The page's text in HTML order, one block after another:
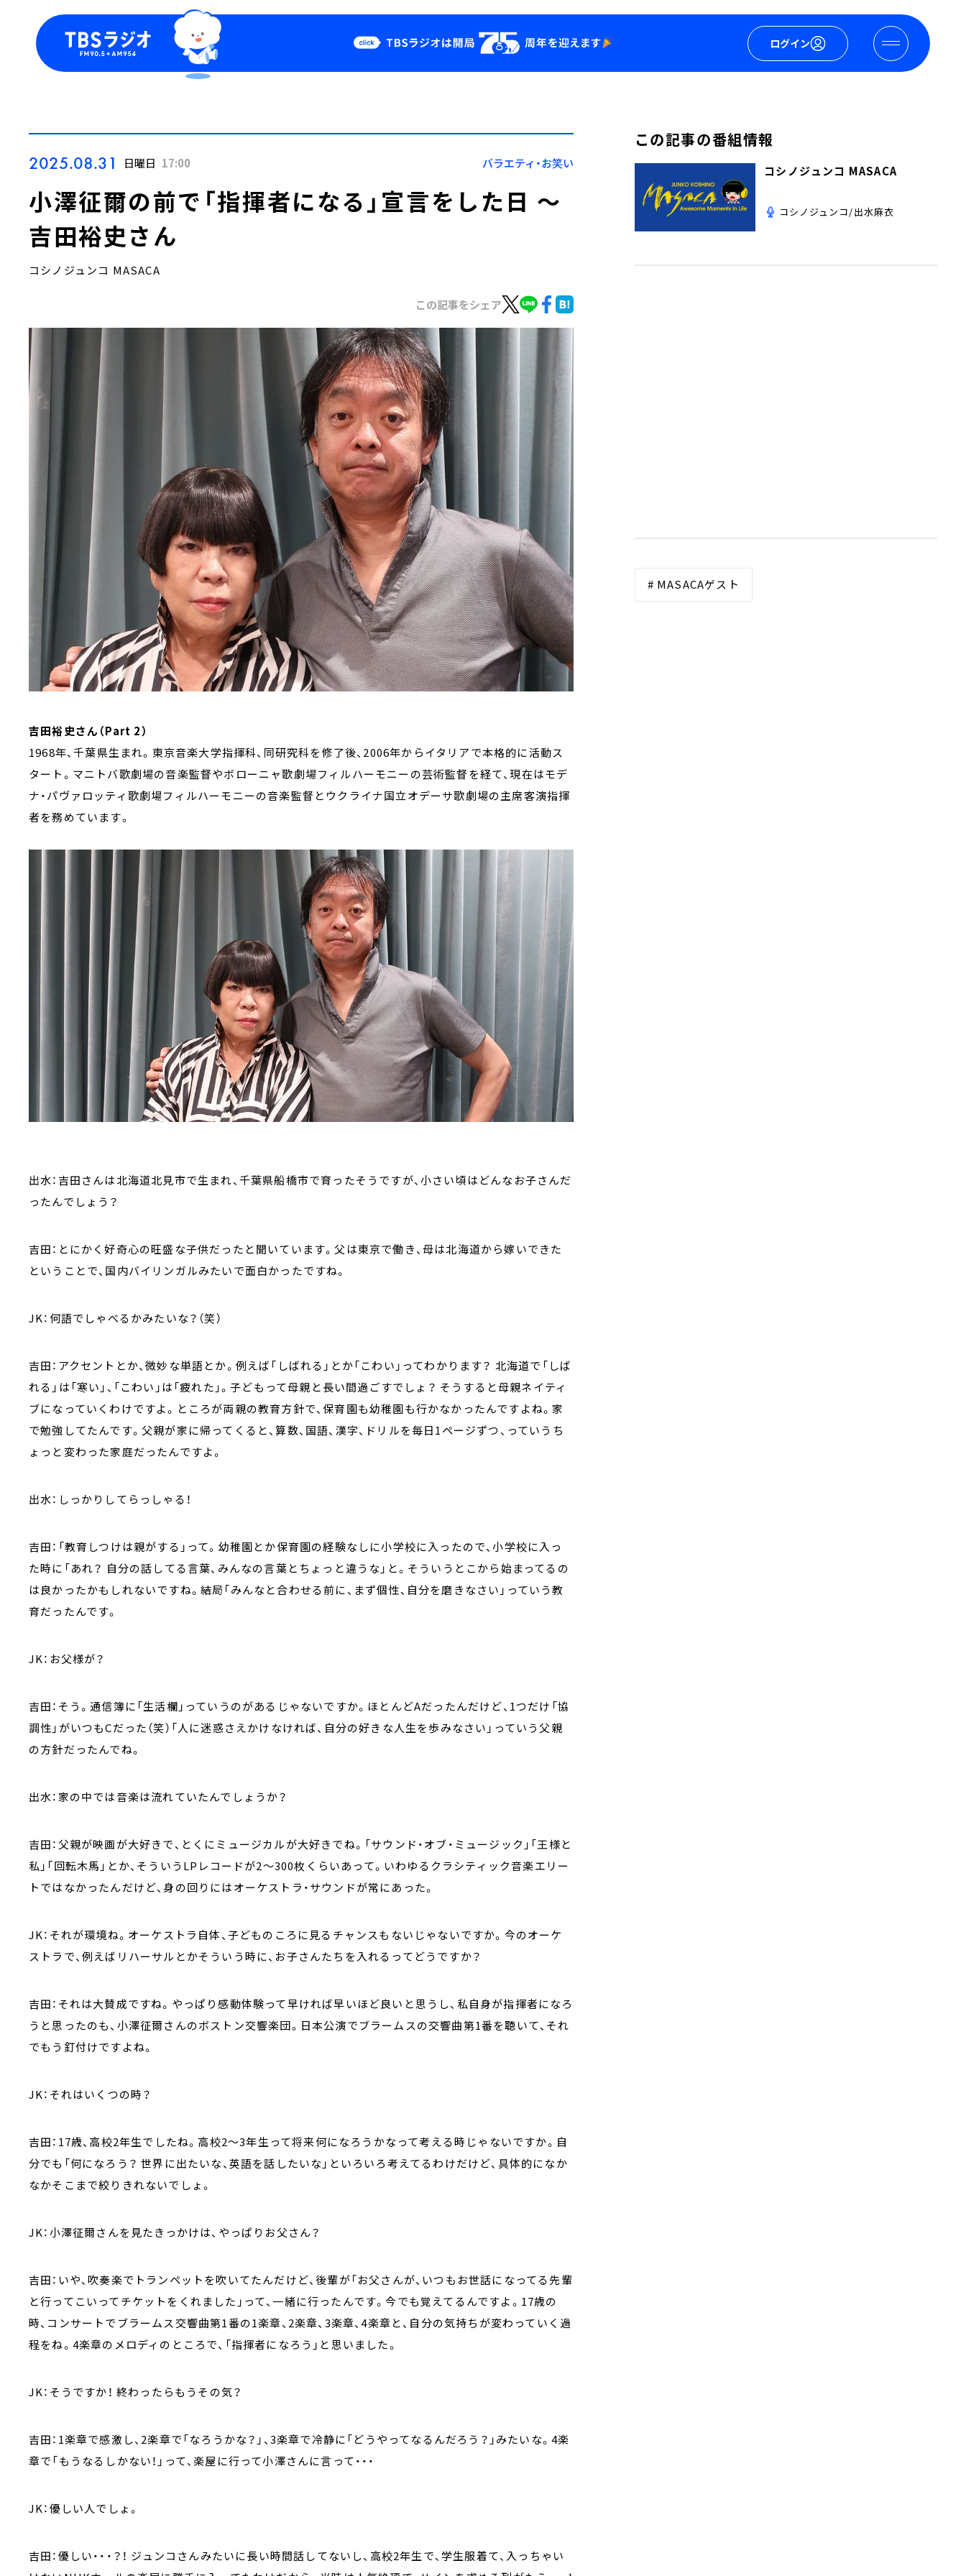
ログイン
Podcast
YouTube
会社情報
2025.08.31 日曜日 17:00 バラエティ・お笑い
小澤征爾の前で「指揮者になる」宣言をした日 ～
吉田裕史さん
コシノジュンコ MASACA
この記事をシェア
吉田裕史さん（Part 2）
1968年、千葉県生まれ。東京音楽大学指揮科、同研究科を修了後、2006年からイタリアで本格的に活動ス
タート。マニトバ歌劇場の音楽監督やボローニャ歌劇場フィルハーモニーの芸術監督を経て、現在はモデ
ナ・パヴァロッティ歌劇場フィルハーモニーの音楽監督とウクライナ国立オデーサ歌劇場の主席客演指揮
者を務めています。
出水：吉田さんは北海道北見市で生まれ、千葉県船橋市で育ったそうですが、小さい頃はどんなお子さんだ
ったんでしょう？
吉田：とにかく好奇心の旺盛な子供だったと聞いています。父は東京で働き、母は北海道から嫁いできた
ということで、国内バイリンガルみたいで面白かったですね。
JK：何語でしゃべるかみたいな？（笑）
吉田：アクセントとか、微妙な単語とか。例えば「しばれる」とか「こわい」ってわかります？ 北海道で「しば
れる」は「寒い」、「こわい」は「疲れた」。子どもって母親と長い間過ごすでしょ？ そうすると母親ネイティ
ブになっていくわけですよ。ところが両親の教育方針で、保育園も幼稚園も行かなかったんですよね。家
で勉強してたんです。父親が家に帰ってくると、算数、国語、漢字、ドリルを毎日1ページずつ、っていうち
ょっと変わった家庭だったんですよ。
出水：しっかりしてらっしゃる！
吉田：「教育しつけは親がする」って。幼稚園とか保育園の経験なしに小学校に入ったので、小学校に入っ
た時に「あれ？ 自分の話してる言葉、みんなの言葉とちょっと違うな」と。そういうとこから始まってるの
は良かったかもしれないですね。結局「みんなと合わせる前に、まず個性、自分を磨きなさい」っていう教
育だったんです。
JK：お父様が？
吉田：そう。通信簿に「生活欄」っていうのがあるじゃないですか。ほとんどAだったんだけど、1つだけ「協
調性」がいつもCだった（笑）「人に迷惑さえかけなければ、自分の好きな人生を歩みなさい」っていう父親
の方針だったんでね。
出水：家の中では音楽は流れていたんでしょうか？
吉田：父親が映画が大好きで、とくにミュージカルが大好きでね。「サウンド・オブ・ミュージック」「王様と
私」「回転木馬」とか、そういうLPレコードが2～300枚くらいあって。いわゆるクラシティック音楽エリー
トではなかったんだけど、身の回りにはオーケストラ・サウンドが常にあった。
JK：それが環境ね。オーケストラ自体、子どものころに見るチャンスもないじゃないですか。今のオーケ
ストラで、例えばリハーサルとかそういう時に、お子さんたちを入れるってどうですか？
吉田：それは大賛成ですね。やっぱり感動体験って早ければ早いほど良いと思うし、私自身が指揮者になろ
うと思ったのも、小澤征爾さんのボストン交響楽団。日本公演でブラームスの交響曲第1番を聴いて、それ
でもう釘付けですよね。
JK：それはいくつの時？
吉田：17歳、高校2年生でしたね。高校2～3年生って将来何になろうかなって考える時じゃないですか。自
分でも「何になろう？ 世界に出たいな、英語を話したいな」といろいろ考えてるわけだけど、具体的になか
なかそこまで絞りきれないでしょ。
JK：小澤征爾さんを見たきっかけは、やっぱりお父さん？
吉田：いや、吹奏楽でトランペットを吹いてたんだけど、後輩が「お父さんが、いつもお世話になってる先輩
と行ってこいってチケットをくれました」って、一緒に行ったんです。今でも覚えてるんですよ。17歳の
時、コンサートでブラームス交響曲第1番の1楽章、2楽章、3楽章、4楽章と、自分の気持ちが変わっていく過
程をね。4楽章のメロディのところで、「指揮者になろう」と思いました。
JK：そうですか！ 終わったらもうその気？
吉田：1楽章で感激し、2楽章で「なろうかな？」、3楽章で冷静に「どうやってなるんだろう？」みたいな。4楽
章で「もうなるしかない！」って、楽屋に行って小澤さんに言って・・・
JK：優しい人でしょ。
吉田：優しい・・・？！ ジュンコさんみたいに長い時間話してないし、高校2年生で、学生服着て、入っちゃい
この記事の番組情報
コシノジュンコ MASACA
コシノジュンコ/出水麻衣
# MASACAゲスト